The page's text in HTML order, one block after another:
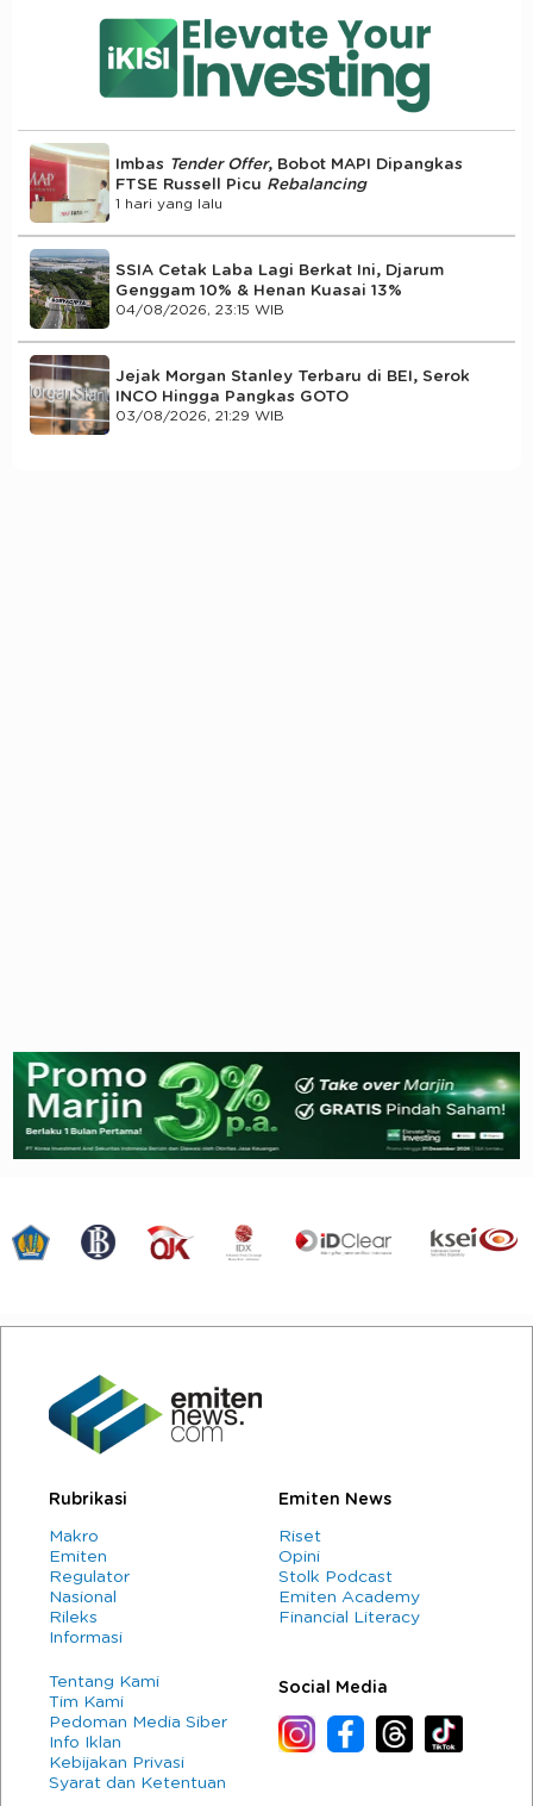
Imbas Tender Offer, Bobot MAPI Dipangkas
FTSE Russell Picu Rebalancing
1 hari yang lalu
SSIA Cetak Laba Lagi Berkat Ini, Djarum
Genggam 10% & Henan Kuasai 13%
04/08/2026, 23:15 WIB
Jejak Morgan Stanley Terbaru di BEI, Serok
INCO Hingga Pangkas GOTO
03/08/2026, 21:29 WIB
Rubrikasi
Makro
Emiten
Regulator
Nasional
Rileks
Informasi
Emiten News
Riset
Opini
Stolk Podcast
Emiten Academy
Financial Literacy
Tentang Kami
Tim Kami
Pedoman Media Siber
Info Iklan
Kebijakan Privasi
Syarat dan Ketentuan
Social Media